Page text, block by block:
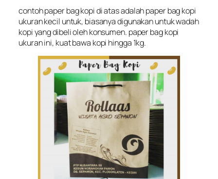
contoh paper bag kopi di atas adalah paper bag kopi
ukuran kecil untuk, biasanya digunakan untuk wadah
kopi yang dibeli oleh konsumen. paper bag kopi
ukuran ini, kuat bawa kopi hingga 1kg.